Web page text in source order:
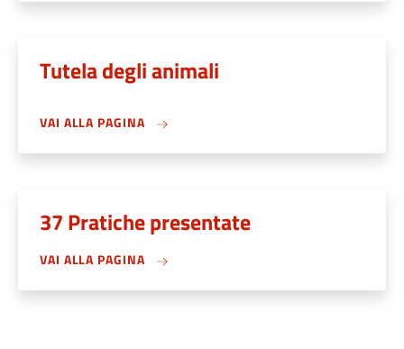
Tutela degli animali
VAI ALLA PAGINA
37 Pratiche presentate
VAI ALLA PAGINA